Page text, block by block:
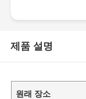
제품 설명
원래 장소